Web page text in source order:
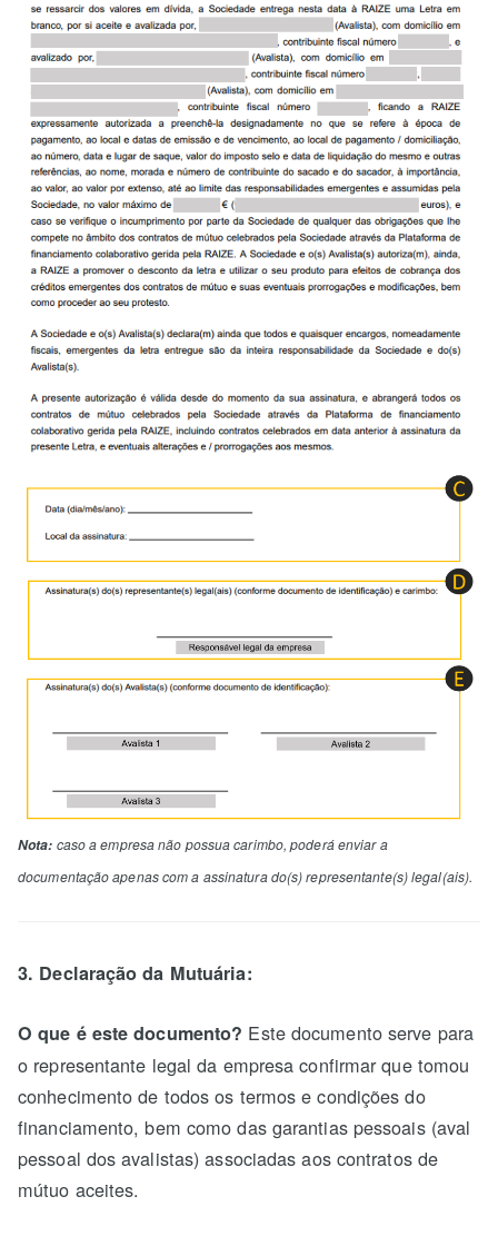
Nota: caso a empresa não possua carimbo, poderá enviar a
documentação apenas com a assinatura do(s) representante(s) legal(ais).
3. Declaração da Mutuária:
O que é este documento? Este documento serve para
o representante legal da empresa confirmar que tomou
conhecimento de todos os termos e condições do
financiamento, bem como das garantias pessoais (aval
pessoal dos avalistas) associadas aos contratos de
mútuo aceites.